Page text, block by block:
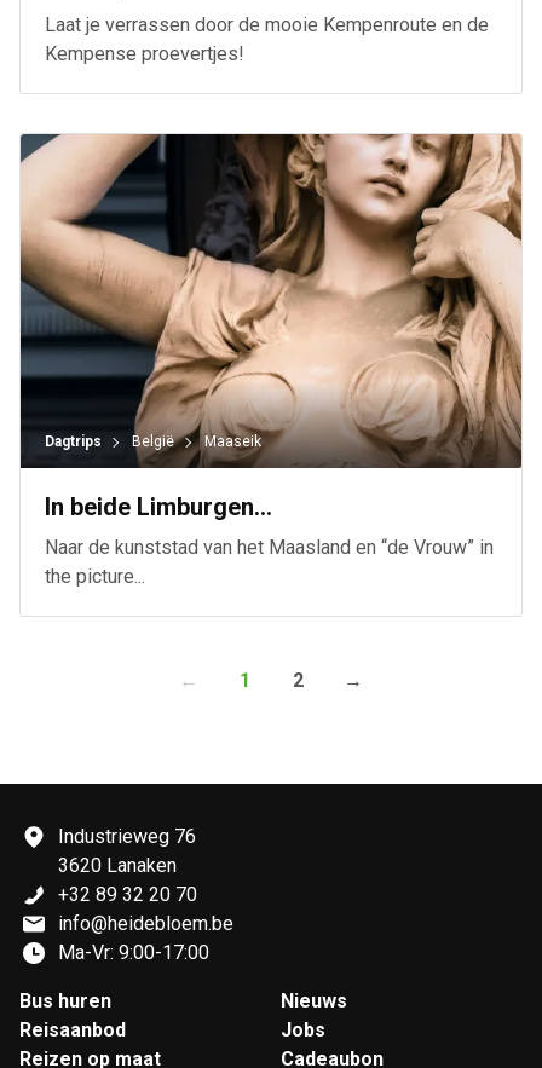
Laat je verrassen door de mooie Kempenroute en de
Kempense proevertjes!
Dagtrips België Maaseik
In beide Limburgen...
Naar de kunststad van het Maasland en “de Vrouw” in
the picture...
← 1 2 →
Industrieweg 76
3620 Lanaken
+32 89 32 20 70
info@heidebloem.be
Ma-Vr: 9:00-17:00
Bus huren
Reisaanbod
Reizen op maat
Nieuws
Jobs
Cadeaubon